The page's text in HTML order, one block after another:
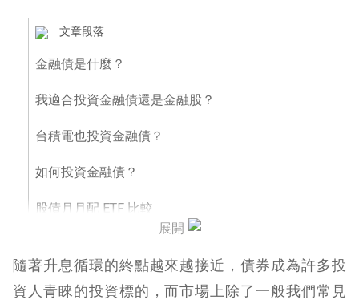
文章段落
金融債是什麼？
我適合投資金融債還是金融股？
台積電也投資金融債？
如何投資金融債？
股債月月配 ETF 比較
展開
隨著升息循環的終點越來越接近，債券成為許多投
資人青睞的投資標的，而市場上除了一般我們常見